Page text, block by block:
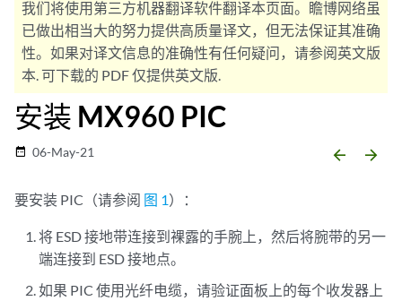
我们将使用第三方机器翻译软件翻译本页面。瞻博网络虽
已做出相当大的努力提供高质量译文，但无法保证其准确
性。如果对译文信息的准确性有任何疑问，请参阅英文版
本. 可下载的 PDF 仅提供英文版.
安装 MX960 PIC
date_range 06-May-21 arrow_backward arrow_forward
要安装 PIC（请参阅 图 1）：
将 ESD 接地带连接到裸露的手腕上，然后将腕带的另一
端连接到 ESD 接地点。
如果 PIC 使用光纤电缆，请验证面板上的每个收发器上